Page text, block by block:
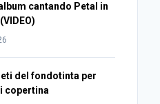
cantando Petal in
del fondotinta per
copertina